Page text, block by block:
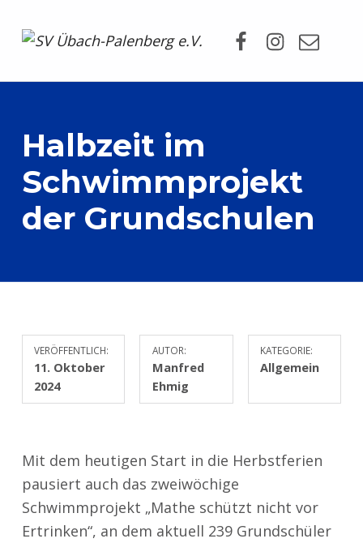
Halbzeit im
Schwimmprojekt
der Grundschulen
VERÖFFENTLICH:
11. Oktober
2024
AUTOR:
Manfred
Ehmig
KATEGORIE:
Allgemein
Mit dem heutigen Start in die Herbstferien
pausiert auch das zweiwöchige
Schwimmprojekt „Mathe schützt nicht vor
Ertrinken“, an dem aktuell 239 Grundschüler